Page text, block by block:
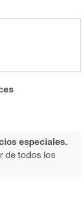
especiales.
de todos los